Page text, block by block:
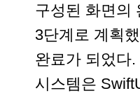
구성된 화면의
3단계로 계획
완료가 되었다
시스템은